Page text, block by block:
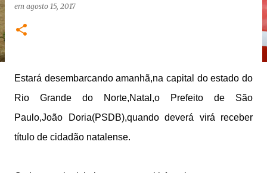
em agosto 15, 2017
Estará desembarcando amanhã,na capital do estado do
Rio Grande do Norte,Natal,o Prefeito de São
Paulo,João Doria(PSDB),quando deverá virá receber
título de cidadão natalense.